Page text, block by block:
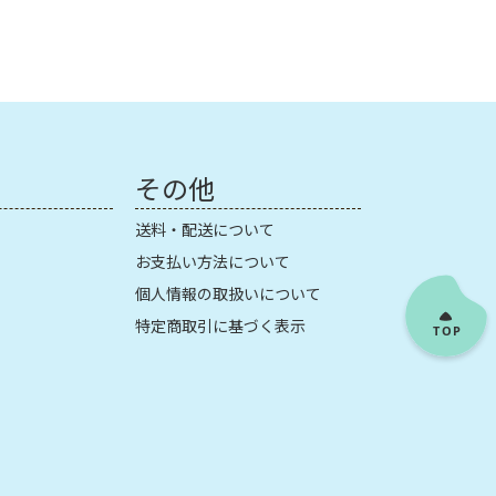
その他
送料・配送について
お支払い方法について
個人情報の取扱いについて
特定商取引に基づく表示